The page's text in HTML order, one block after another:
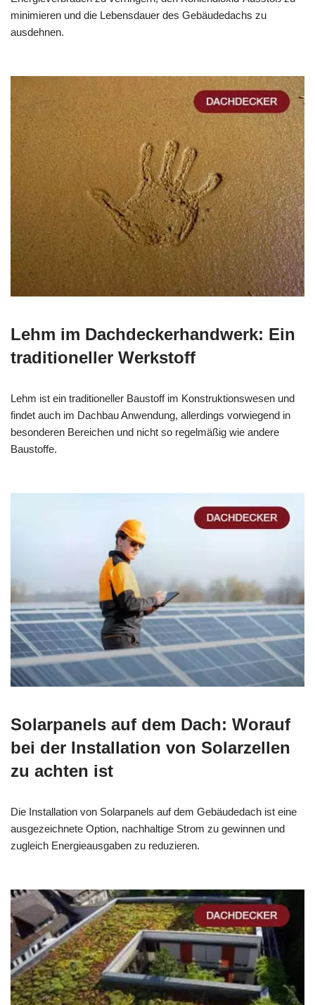
minimieren und die Lebensdauer des Gebäudedachs zu
ausdehnen.
Lehm im Dachdeckerhandwerk: Ein
traditioneller Werkstoff
Lehm ist ein traditioneller Baustoff im Konstruktionswesen und
findet auch im Dachbau Anwendung, allerdings vorwiegend in
besonderen Bereichen und nicht so regelmäßig wie andere
Baustoffe.
Solarpanels auf dem Dach: Worauf
bei der Installation von Solarzellen
zu achten ist
Die Installation von Solarpanels auf dem Gebäudedach ist eine
ausgezeichnete Option, nachhaltige Strom zu gewinnen und
zugleich Energieausgaben zu reduzieren.